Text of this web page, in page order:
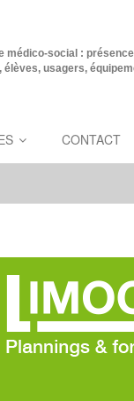
social :
usagers,
CONTACT